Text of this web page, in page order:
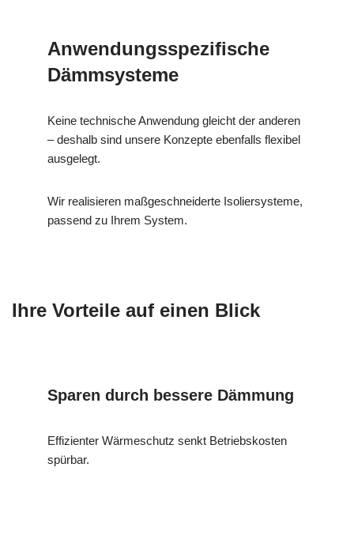
Anwendungsspezifische
Dämmsysteme
Keine technische Anwendung gleicht der anderen
– deshalb sind unsere Konzepte ebenfalls flexibel
ausgelegt.
Wir realisieren maßgeschneiderte Isoliersysteme,
passend zu Ihrem System.
Ihre Vorteile auf einen Blick
Sparen durch bessere Dämmung
Effizienter Wärmeschutz senkt Betriebskosten
spürbar.